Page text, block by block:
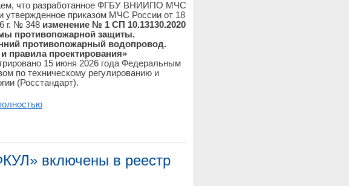
что разработанное ФГБУ ВНИИПО МЧС
утвержденное приказом МЧС России от 18
г. № 348 изменение № 1 СП 10.13130.2020
противопожарной защиты.
противопожарный водопровод.
правила проектирования»
15 июня 2026 года Федеральным
по техническому регулированию и
(Росстандарт).
включены в реестр